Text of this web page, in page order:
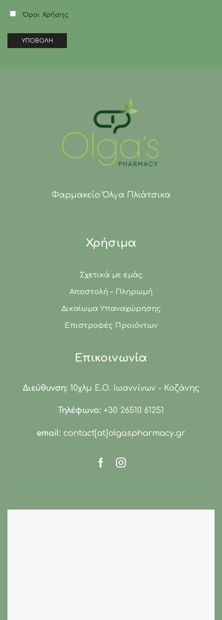
Όροι Χρήσης
Φαρμακείο Όλγα Πλιάτσικα
Χρήσιμα
Σχετικά με εμάς
Αποστολή – Πληρωμή
Δικαίωμα Υπαναχώρησης
Επιστροφές Προϊόντων
Επικοινωνία
Διεύθυνση: 10χλμ Ε.Ο. Ιωαννίνων - Κοζάνης
Τηλέφωνο: +30 26510 61251
email: contact[at]olgaspharmacy.gr
Facebook
Instagram